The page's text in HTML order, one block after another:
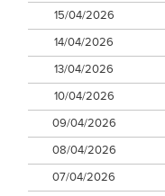
15/04/2026
14/04/2026
13/04/2026
10/04/2026
09/04/2026
08/04/2026
07/04/2026